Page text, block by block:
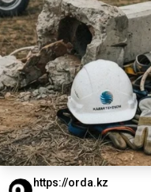
https://orda.kz